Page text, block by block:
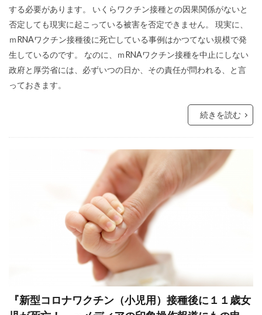
する必要があります。 いくらワクチン接種との因果関係がないと
否定しても現実に起こっている被害を否定できません。 現実に、
ｍRNAワクチン接種後に死亡している事例はかつてない規模で発
生しているのです。 なのに、ｍRNAワクチン接種を中止にしない
政府と厚労省には、必ずいつの日か、その責任が問われる、と言
っておきます。
続きを読む
『新型コロナワクチン（小児用）接種後に１１歳女
国家的危機
国会議員 噓
嘘
商品表示
合衆国憲法
台湾総統選挙
反グローバリズム運動
国籍条項
反グローバリズム
反カルト法
反WHO
参政党
南北戦争
大東亜戦争
外国人犯罪
外国人参政権
外交問題評議会
変異種
地球統一政府
国連
地方自治法改正
地方自治法
地方自治の本旨
国際問題
国際勝共連合
国際ロマンス詐欺
国連憲章
医者裁判 裏金
賭博
貴族
護憲 議会基本条例
誹謗中傷